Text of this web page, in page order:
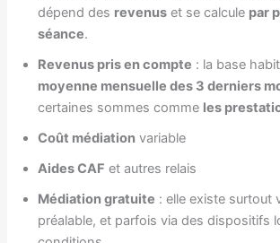
dépend des revenus et se calcule par
séance.
Revenus pris en compte : la base
moyenne mensuelle des 3 derniers
certaines sommes comme les
Coût médiation variable
Aides CAF et autres relais
Médiation gratuite : elle existe surtout
préalable, et parfois via des dispositifs